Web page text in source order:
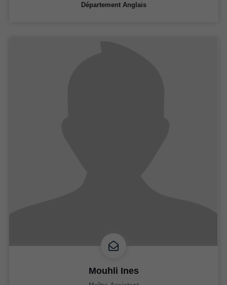
Département Anglais
Mouhli Ines